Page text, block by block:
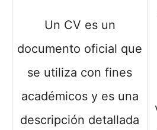
Un CV es un
documento oficial que
se utiliza con fines
académicos y es una
descripción detallada